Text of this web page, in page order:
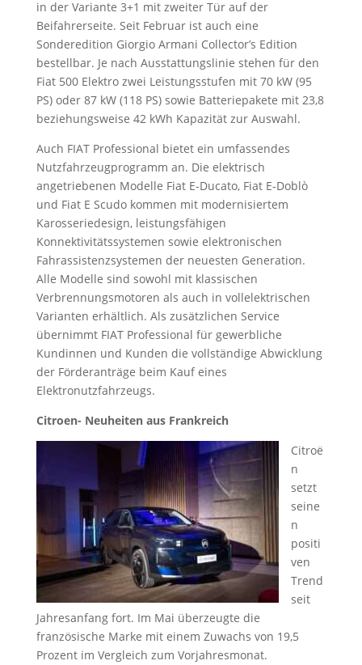
in der Variante 3+1 mit zweiter Tür auf der
Beifahrerseite. Seit Februar ist auch eine
Sonderedition Giorgio Armani Collector’s Edition
bestellbar. Je nach Ausstattungslinie stehen für den
Fiat 500 Elektro zwei Leistungsstufen mit 70 kW (95
PS) oder 87 kW (118 PS) sowie Batteriepakete mit 23,8
beziehungsweise 42 kWh Kapazität zur Auswahl.
Auch FIAT Professional bietet ein umfassendes
Nutzfahrzeugprogramm an. Die elektrisch
angetriebenen Modelle Fiat E-Ducato, Fiat E-Doblò
und Fiat E Scudo kommen mit modernisiertem
Karosseriedesign, leistungsfähigen
Konnektivitätssystemen sowie elektronischen
Fahrassistenzsystemen der neuesten Generation.
Alle Modelle sind sowohl mit klassischen
Verbrennungsmotoren als auch in vollelektrischen
Varianten erhältlich. Als zusätzlichen Service
übernimmt FIAT Professional für gewerbliche
Kundinnen und Kunden die vollständige Abwicklung
der Förderanträge beim Kauf eines
Elektronutzfahrzeugs.
Citroen- Neuheiten aus Frankreich
Citroë
n
setzt
seine
n
positi
ven
Trend
seit
Jahresanfang fort. Im Mai überzeugte die
französische Marke mit einem Zuwachs von 19,5
Prozent im Vergleich zum Vorjahresmonat.